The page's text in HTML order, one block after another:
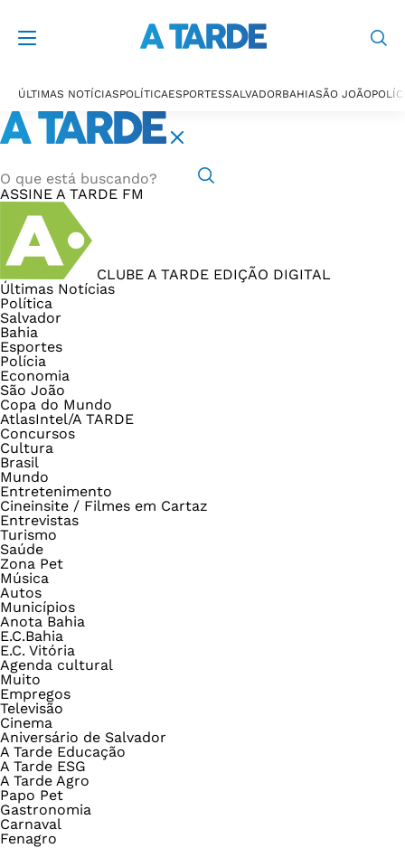
ÚLTIMAS NOTÍCIASPOLÍTICAESPORTESSALVADORBAHIASÃO JOÃO
ASSINE A TARDE FM
CLUBE A TARDE EDIÇÃO DIGITAL
Últimas Notícias
Política
Salvador
Bahia
Esportes
Polícia
Economia
São João
Copa do Mundo
AtlasIntel/A TARDE
Concursos
Cultura
Brasil
Mundo
Entretenimento
Cineinsite / Filmes em Cartaz
Entrevistas
Turismo
Saúde
Zona Pet
Música
Autos
Municípios
Anota Bahia
E.C.Bahia
E.C. Vitória
Agenda cultural
Muito
Empregos
Televisão
Cinema
Aniversário de Salvador
A Tarde Educação
A Tarde ESG
A Tarde Agro
Papo Pet
Gastronomia
Carnaval
Fenagro